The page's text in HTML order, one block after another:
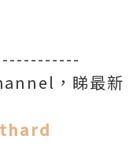
，睇最新